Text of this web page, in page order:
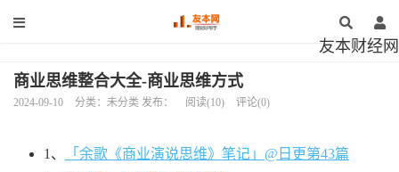
友本财经网
商业思维整合大全-商业思维方式
2024-09-10 分类：未分类 发布： 阅读(10) 评论(0)
1、
「余歌《商业演说思维》笔记」@日更第43篇